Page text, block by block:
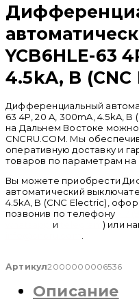
YCB6HLE-63
4.5kA, B
Дифференциальный
63 4P, 20 A, 300mA, 4.5kA,
на Дальнем Востоке можно
CNCRU.COM. Мы
оперативную доставку и
товаров по параметрам на
Вы можете приобрести
автоматический
4.5kA, B (CNC Electric),
позвонив по телефону
и
) или
Артикул2000000006536
Описание